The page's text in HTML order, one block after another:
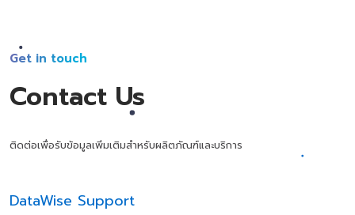
Get in touch
Contact 👋
ติดต่อเพื่อรับข้อมูลเพิ่มเติมสำหรับผลิตภัณฑ์และบริการ
DataWise Support